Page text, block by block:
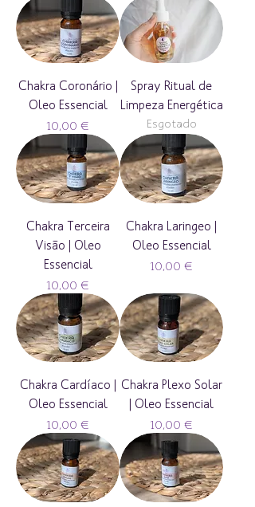
Chakra Coronário |
Oleo Essencial
Preço
10,00 €
Spray Ritual de
Limpeza Energética
Esgotado
Chakra Terceira
Visão | Oleo
Essencial
Preço
10,00 €
Chakra Laringeo |
Oleo Essencial
Preço
10,00 €
Chakra Cardíaco |
Oleo Essencial
Preço
10,00 €
Chakra Plexo Solar
| Oleo Essencial
Preço
10,00 €